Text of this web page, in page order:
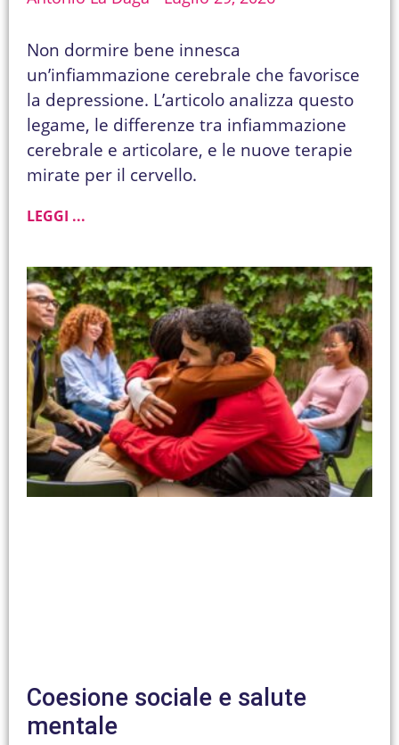
Non dormire bene innesca
un’infiammazione cerebrale che favorisce
la depressione. L’articolo analizza questo
legame, le differenze tra infiammazione
cerebrale e articolare, e le nuove terapie
mirate per il cervello.
LEGGI ...
Coesione sociale e salute
mentale